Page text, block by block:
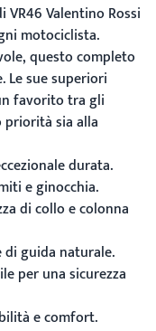
VR46 Valentino Rossi
motociclista.
questo completo
Le sue superiori
favorito tra gli
sia alla
durata.
e ginocchia.
di collo e colonna
di guida naturale.
per una sicurezza
e comfort.